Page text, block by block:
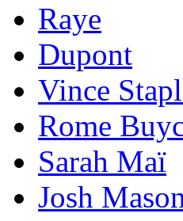
Raye
Dupont
Vince
Rome
Sarah Maï
Josh